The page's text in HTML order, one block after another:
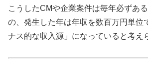
こうしたCMや企業案件は毎年必ずあ
の、発生した年は年収を数百万円単位
ナス的な収入源」になっていると考え